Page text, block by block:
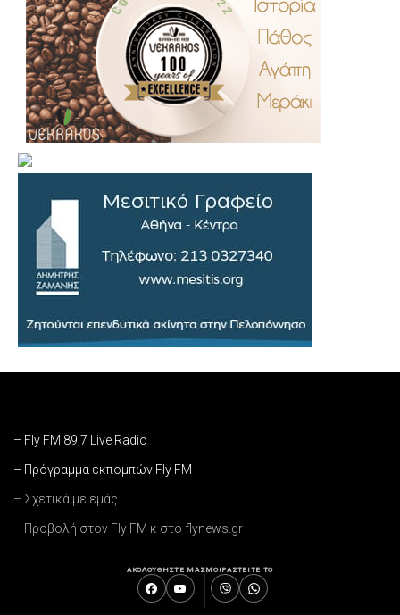
– Fly FM 89,7 Live Radio
– Πρόγραμμα εκπομπών Fly FM
– Σχετικά με εμάς
– Προβολή στον Fly FM κ στο flynews.gr
ΑΚΟΛΟΥΘΗΣΤΕ ΜΑΣΜΟΙΡΑΣΤΕΙΤΕ ΤΟ